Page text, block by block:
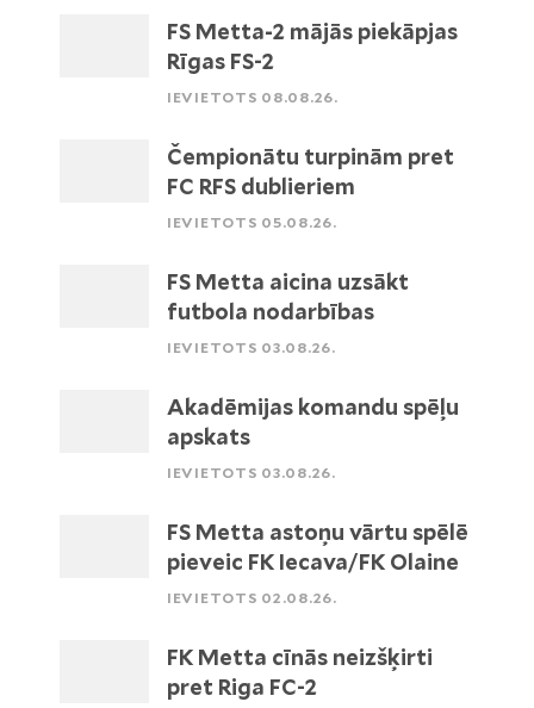
FS Metta-2 mājās piekāpjas
Rīgas FS-2
IEVIETOTS 08.08.26.
Čempionātu turpinām pret
FC RFS dublieriem
IEVIETOTS 05.08.26.
FS Metta aicina uzsākt
futbola nodarbības
IEVIETOTS 03.08.26.
Akadēmijas komandu spēļu
apskats
IEVIETOTS 03.08.26.
FS Metta astoņu vārtu spēlē
pieveic FK Iecava/FK Olaine
IEVIETOTS 02.08.26.
FK Metta cīnās neizšķirti
pret Riga FC-2